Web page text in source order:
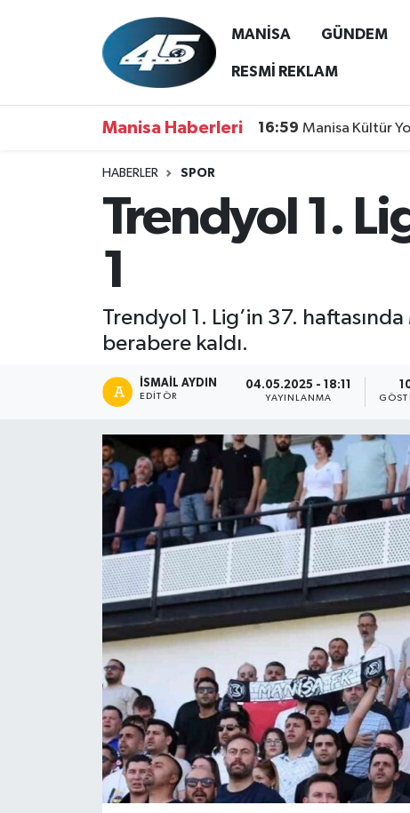
MANİSA GÜNDEM
RESMİ REKLAM
Manisa Haberleri 16:59 Manisa Kültür
HABERLER SPOR
Trendyol 1.
1
Trendyol 1. Lig’in 37.
berabere kaldı.
İSMAIL AYDIN
EDITÖR
04.05.2025 - 18:11
YAYINLANMA
MANİSA
RESMİ REKLAM
Hava Durumu
Tüm Manşetler
Son Dakika Haberleri